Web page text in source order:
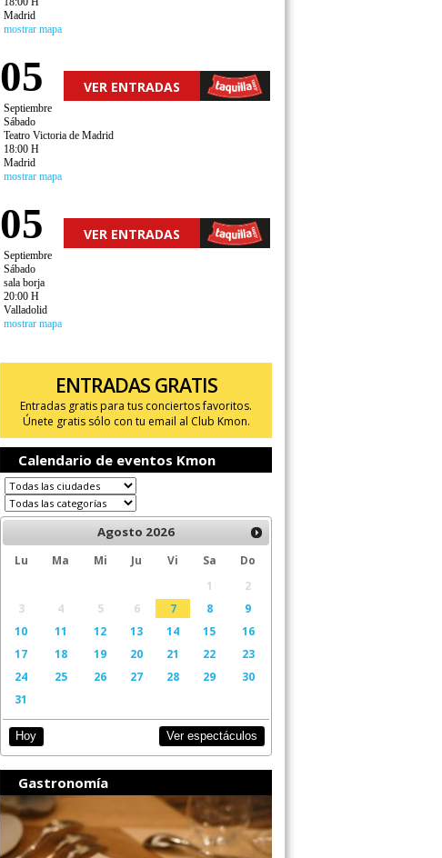
Madrid
mostrar mapa
05 VER ENTRADAS
Septiembre
Sábado
Teatro Victoria de Madrid
18:00 H
Madrid
mostrar mapa
05 VER ENTRADAS
Septiembre
Sábado
sala borja
20:00 H
Valladolid
mostrar mapa
ENTRADAS GRATIS
Entradas gratis para tus conciertos favoritos.
Únete gratis sólo con tu email al Club Kmon.
Calendario de eventos Kmon
Agosto 2026
Lu Ma Mi Ju Vi Sa
Do
1
2
3
4 5 6 7 8
9
10
11 12 13 14 15
16
17
18 19 20 21 22
23
24
25 26 27 28 29
30
31
Hoy Ver espectáculos
Gastronomía